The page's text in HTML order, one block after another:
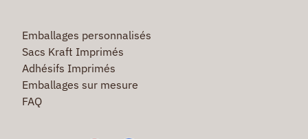
Emballages personnalisés
Sacs Kraft Imprimés
Adhésifs Imprimés
Emballages sur mesure
FAQ